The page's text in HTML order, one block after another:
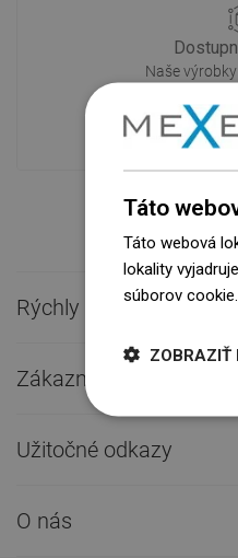
Naše
Rýchly kontakt
Zákaznícky servis
Užitočné odkazy
O nás
Táto
Táto webová
lokality
súborov cookie.
ZOBRAZIŤ